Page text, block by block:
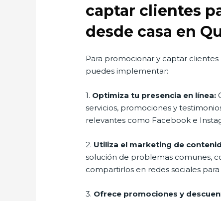
captar clientes
desde casa en
Para promocionar y captar
puedes implementar:
1. Optimiza tu presencia en línea:
servicios, promociones y
relevantes como Facebook e
2. Utiliza el marketing de
solución de problemas comunes,
compartirlos en redes sociales
3. Ofrece promociones y